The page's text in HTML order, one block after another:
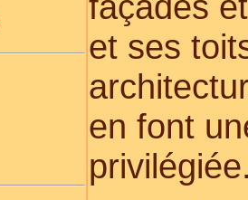
et ses
en font